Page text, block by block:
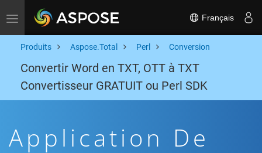
Toggle navigation Français
Produits Aspose.Total Perl Conversion
Convertir Word en TXT, OTT à TXT
Convertisseur GRATUIT ou Perl SDK
Application De